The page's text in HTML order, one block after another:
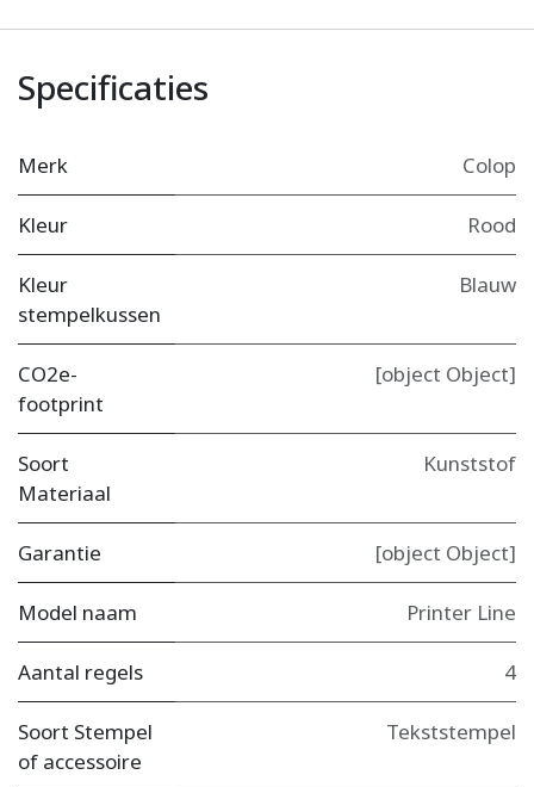
Specificaties
Merk Colop
Kleur Rood
Kleur
stempelkussen
Blauw
CO2e-
footprint
[object Object]
Soort
Materiaal
Kunststof
Garantie [object Object]
Model naam Printer Line
Aantal regels 4
Soort Stempel
of accessoire
Tekststempel